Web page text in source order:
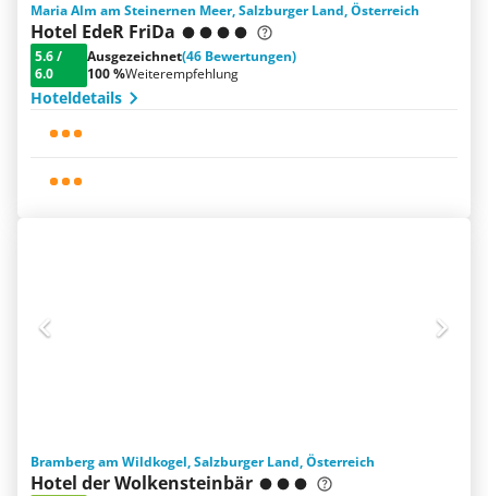
Maria Alm am Steinernen Meer, Salzburger Land, Österreich
Hotel EdeR FriDa
5.6/
6.0
Ausgezeichnet(46 Bewertungen)
100 %Weiterempfehlung
Hoteldetails
Bramberg am Wildkogel, Salzburger Land, Österreich
Hotel der Wolkensteinbär